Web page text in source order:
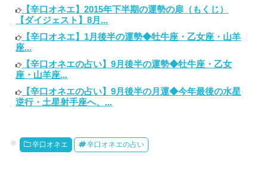
【辛口オネエ】2015年下半期の運勢の扉（もくじ）
【ダイジェスト】8月...
【辛口オネエ】1月後半の運勢◆牡牛座・乙女座・山羊
座...
【辛口オネエの占い】9月後半の運勢◆牡牛座・乙女
座・山羊座...
【辛口オネエの占い】9月後半の月運◆今年最後の水星
逆行・土星射手座へ、...
辛口オネエ 辛口オネエの占い